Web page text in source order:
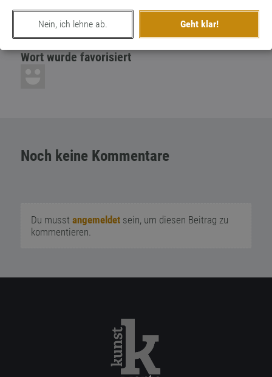
Nein, ich lehne ab. Geht klar!
Wort wurde favorisiert
Noch keine Kommentare
Du musst angemeldetsein, um diesen Beitrag zu
kommentieren.